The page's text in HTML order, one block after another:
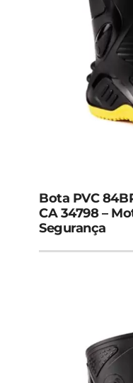
Bota PVC
CA 34798 –
Segurança